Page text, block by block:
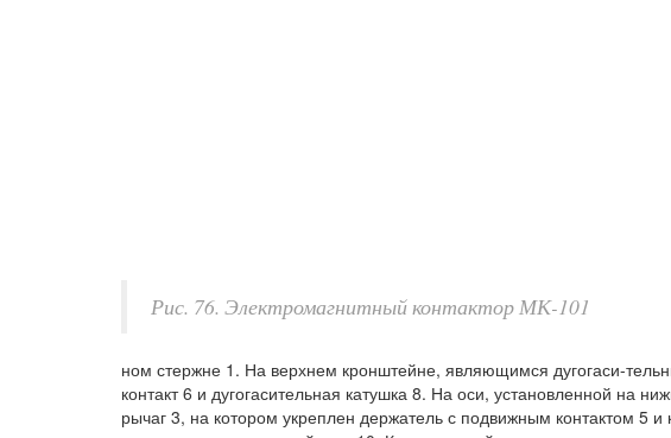
Рис. 76. Электромагнитный контактор МК-101
ном стержне 1. На верхнем кронштейне, являющимся дугогаси-
контакт 6 и дугогасительная катушка 8. На оси, установленной на
рычаг 3, на котором укреплен держатель с подвижным контактом 5